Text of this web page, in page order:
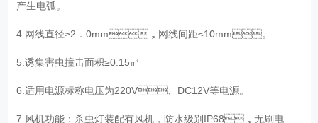
产生电弧。
4.网线直径≥2．0mm，网线间距≤10mm。
5.诱集害虫撞击面积≥0.15㎡
6.适用电源标称电压为220V、DC12V等电源。
7.风机功能：杀虫灯装配有风机，防水级别IP68，无刷电